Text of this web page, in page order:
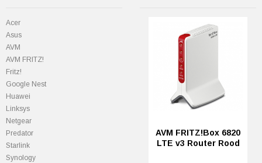
Acer
Asus
AVM
AVM FRITZ!
Fritz!
Google Nest
Huawei
Linksys
Netgear
Predator
StarIink
Synology
AVM FRITZ!Box 6820
LTE v3 Router Rood